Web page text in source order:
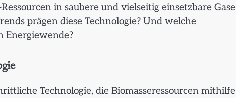
in saubere und vielseitig einsetzbare Gase
prägen diese Technologie? Und welche
Energiewende?
Technologie, die Biomasseressourcen mithilfe